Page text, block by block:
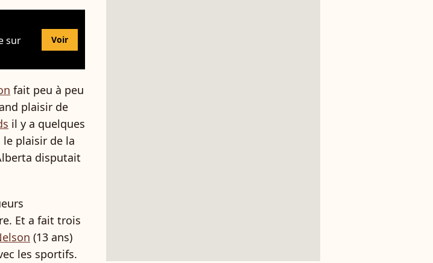
sur
Voir
fait peu à peu
plaisir de
il y a quelques
plaisir de la
disputait
Et a fait trois
(13 ans)
les sportifs.